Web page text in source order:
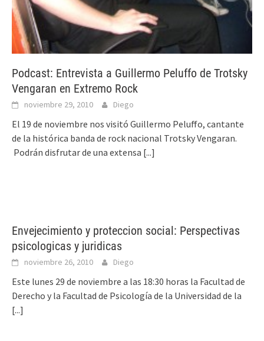
Podcast: Entrevista a Guillermo Peluffo de Trotsky
Vengaran en Extremo Rock
noviembre 29, 2010 Diego
El 19 de noviembre nos visitó Guillermo Peluffo, cantante
de la histórica banda de rock nacional Trotsky Vengaran.
Podrán disfrutar de una extensa [...]
Envejecimiento y proteccion social: Perspectivas
psicologicas y juridicas
noviembre 26, 2010 Diego
Este lunes 29 de noviembre a las 18:30 horas la Facultad de
Derecho y la Facultad de Psicología de la Universidad de la
[...]